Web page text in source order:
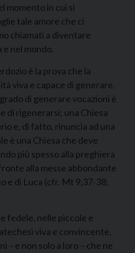
momento in cui si
tale amore che ci
chiamati a diventare
e nel mondo.
è la prova che la
viva e capace di generare.
di generare vocazioni è
di rigenerarsi; una Chiesa
e, di fatto, rinuncia ad una
è una Chiesa che deve
più spesso alla preghiera
alla messe abbondante
e di Luca (cfr. Mt 9,37-38;
fedele, nelle piccole e
viva e convincente,
– e non solo a loro – che ne